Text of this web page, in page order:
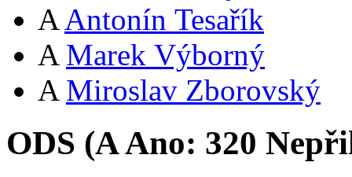
A Antonín Tesařík
A Marek Výborný
A Miroslav Zborovský
ODS (AAno: 320